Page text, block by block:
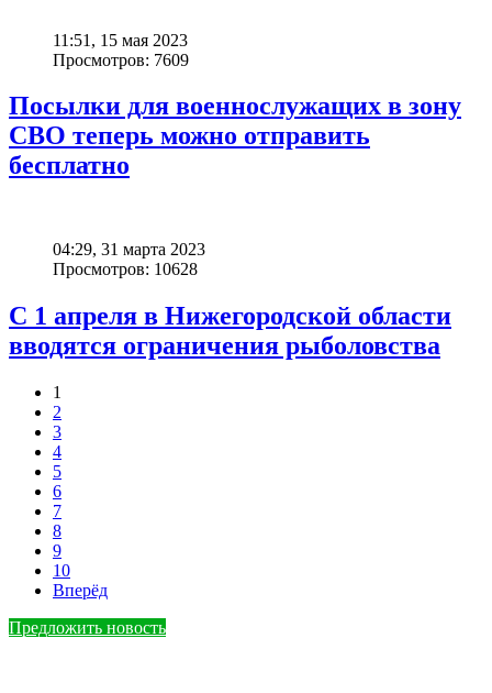
11:51, 15 мая 2023
Просмотров: 7609
Посылки для военнослужащих в зону
СВО теперь можно отправить
бесплатно
04:29, 31 марта 2023
Просмотров: 10628
С 1 апреля в Нижегородской области
вводятся ограничения рыболовства
1
2
3
4
5
6
7
8
9
10
Вперёд
Предложить новость